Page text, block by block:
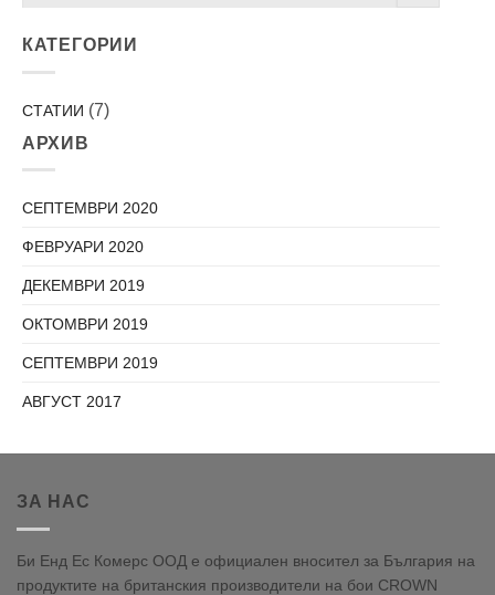
КАТЕГОРИИ
СТАТИИ (7)
АРХИВ
СЕПТЕМВРИ 2020
ФЕВРУАРИ 2020
ДЕКЕМВРИ 2019
ОКТОМВРИ 2019
СЕПТЕМВРИ 2019
АВГУСТ 2017
ЗА НАС
Би Енд Ес Комерс ООД е официален вносител за България на
продуктите на британския производители на бои CROWN